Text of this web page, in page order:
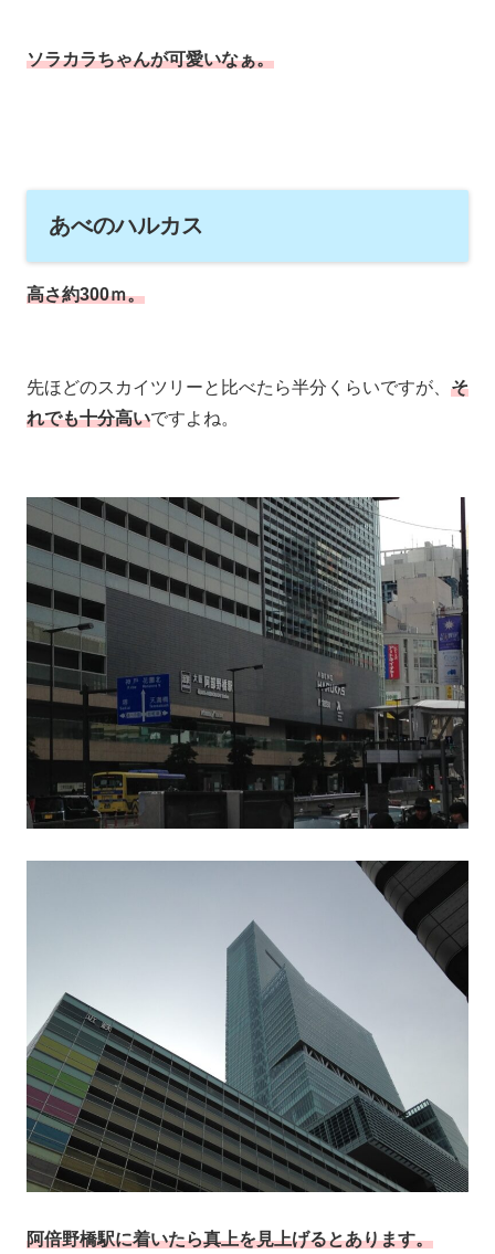
ソラカラちゃんが可愛いなぁ。
あべのハルカス
高さ約300ｍ。
先ほどのスカイツリーと比べたら半分くらいですが、 そ
れでも十分高いですよね。
阿倍野橋駅に着いたら真上を見上げるとあります。